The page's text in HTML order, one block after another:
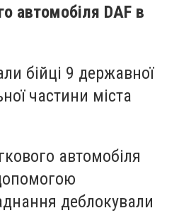
автомобіля DAF в
бійці 9 державної
частини міста
автомобіля
деблокували